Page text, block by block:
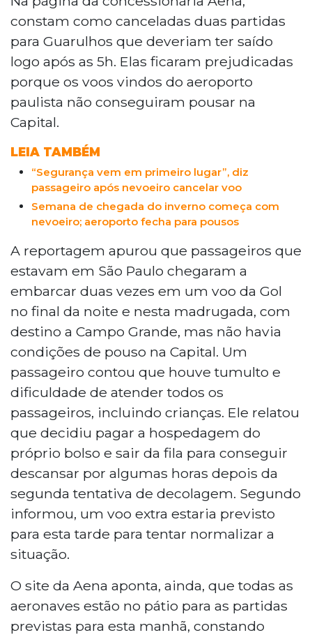
manhã após o fechamento provocado
por neblina e baixa visibilidade. O mau
tempo resultou no cancelamento de
duas partidas para Guarulhos e impediu o
pouso de aeronaves vindas de São Paulo,
gerando transtornos e tumultos aos
passageiros. A concessionária Aena
registrou atrasos em voos para Campinas,
enquanto as operações começam a ser
normalizadas com a previsão de viagens
extras para o período da tarde.
constam como canceladas duas partidas
para Guarulhos que deveriam ter saído
logo após as 5h. Elas ficaram prejudicadas
porque os voos vindos do aeroporto
paulista não conseguiram pousar na
Capital.
LEIA TAMBÉM
“Segurança vem em primeiro lugar”, diz
passageiro após nevoeiro cancelar voo
Semana de chegada do inverno começa com
nevoeiro; aeroporto fecha para pousos
A reportagem apurou que passageiros que
estavam em São Paulo chegaram a
embarcar duas vezes em um voo da Gol
no final da noite e nesta madrugada, com
destino a Campo Grande, mas não havia
condições de pouso na Capital. Um
passageiro contou que houve tumulto e
dificuldade de atender todos os
passageiros, incluindo crianças. Ele relatou
que decidiu pagar a hospedagem do
próprio bolso e sair da fila para conseguir
descansar por algumas horas depois da
segunda tentativa de decolagem. Segundo
informou, um voo extra estaria previsto
para esta tarde para tentar normalizar a
situação.
O site da Aena aponta, ainda, que todas as
aeronaves estão no pátio para as partidas
previstas para esta manhã, constando